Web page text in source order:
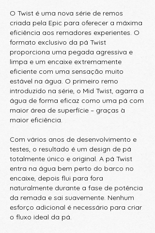
O Twist é uma nova série de remos
criada pela Epic para oferecer a máxima
eficiência aos remadores experientes. O
formato exclusivo da pá Twist
proporciona uma pegada agressiva e
limpa e um encaixe extremamente
eficiente com uma sensação muito
estável na água. O primeiro remo
introduzido na série, o Mid Twist, agarra a
água de forma eficaz como uma pá com
maior área de superfície – graças à
maior eficiência.
Com vários anos de desenvolvimento e
testes, o resultado é um design de pá
totalmente único e original. A pá Twist
entra na água bem perto do barco no
encaixe, depois flui para fora
naturalmente durante a fase de potência
da remada e sai suavemente. Nenhum
esforço adicional é necessário para criar
o fluxo ideal da pá.